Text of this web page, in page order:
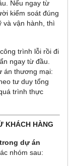
Nếu ngay từ
kiểm soát đúng
và vận hành, thì
trình lỗi rồi đi
ngay từ đầu.
án thương mại:
tư duy tổng
trình thực
KHÁCH HÀNG
dự án
nhóm sau: